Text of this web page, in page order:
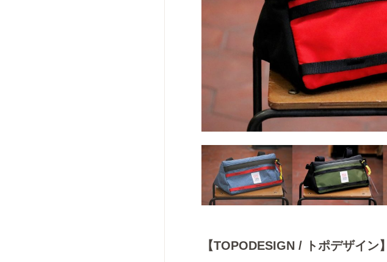
【TOPODESIGN / トポデザイン